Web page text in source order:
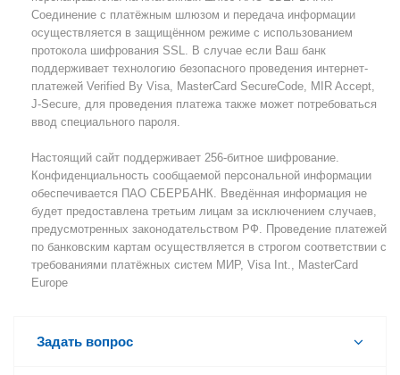
Соединение с платёжным шлюзом и передача информации
осуществляется в защищённом режиме с использованием
протокола шифрования SSL. В случае если Ваш банк
поддерживает технологию безопасного проведения интернет-
платежей Verified By Visa, MasterCard SecureCode, MIR Accept,
J-Secure, для проведения платежа также может потребоваться
ввод специального пароля.
Настоящий сайт поддерживает 256-битное шифрование.
Конфиденциальность сообщаемой персональной информации
обеспечивается ПАО СБЕРБАНК. Введённая информация не
будет предоставлена третьим лицам за исключением случаев,
предусмотренных законодательством РФ. Проведение платежей
по банковским картам осуществляется в строгом соответствии с
требованиями платёжных систем МИР, Visa Int., MasterCard
Europe
Задать вопрос